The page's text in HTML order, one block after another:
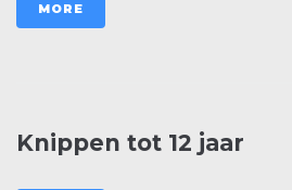
MORE
Knippen tot 12 jaar